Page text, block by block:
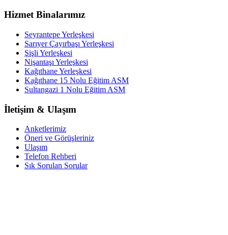
Hizmet Binalarımız
Seyrantepe Yerleşkesi
Sarıyer Çayırbaşı Yerleşkesi
Şişli Yerleşkesi
Nişantaşı Yerleşkesi
Kağıthane Yerleşkesi
Kağıthane 15 Nolu Eğitim ASM
Sultangazi 1 Nolu Eğitim ASM
İletişim & Ulaşım
Anketlerimiz
Öneri ve Görüşleriniz
Ulaşım
Telefon Rehberi
Sık Sorulan Sorular